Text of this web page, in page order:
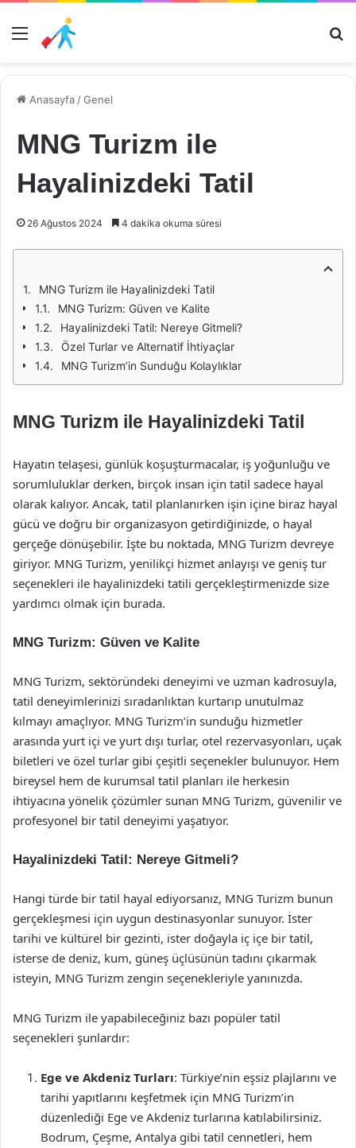
Menü
Anasayfa /Genel
MNG Turizm ile
Hayalinizdeki Tatil
26 Ağustos 2024 4 dakika okuma süresi
MNG Turizm ile Hayalinizdeki Tatil
MNG Turizm: Güven ve Kalite
Hayalinizdeki Tatil: Nereye Gitmeli?
Özel Turlar ve Alternatif İhtiyaçlar
MNG Turizm’in Sunduğu Kolaylıklar
MNG Turizm ile Hayalinizdeki Tatil
Hayatın telaşesi, günlük koşuşturmacalar, iş yoğunluğu ve
sorumluluklar derken, birçok insan için tatil sadece hayal
olarak kalıyor. Ancak, tatil planlanırken işin içine biraz hayal
gücü ve doğru bir organizasyon getirdiğinizde, o hayal
gerçeğe dönüşebilir. İşte bu noktada, MNG Turizm devreye
giriyor. MNG Turizm, yenilikçi hizmet anlayışı ve geniş tur
seçenekleri ile hayalinizdeki tatili gerçekleştirmenizde size
yardımcı olmak için burada.
MNG Turizm: Güven ve Kalite
MNG Turizm, sektöründeki deneyimi ve uzman kadrosuyla,
tatil deneyimlerinizi sıradanlıktan kurtarıp unutulmaz
kılmayı amaçlıyor. MNG Turizm’in sunduğu hizmetler
arasında yurt içi ve yurt dışı turlar, otel rezervasyonları, uçak
biletleri ve özel turlar gibi çeşitli seçenekler bulunuyor. Hem
bireysel hem de kurumsal tatil planları ile herkesin
ihtiyacına yönelik çözümler sunan MNG Turizm, güvenilir ve
profesyonel bir tatil deneyimi yaşatıyor.
Hayalinizdeki Tatil: Nereye Gitmeli?
Hangi türde bir tatil hayal ediyorsanız, MNG Turizm bunun
gerçekleşmesi için uygun destinasyonlar sunuyor. İster
tarihi ve kültürel bir gezinti, ister doğayla iç içe bir tatil,
isterse de deniz, kum, güneş üçlüsünün tadını çıkarmak
isteyin, MNG Turizm zengin seçenekleriyle yanınızda.
MNG Turizm ile yapabileceğiniz bazı popüler tatil
seçenekleri şunlardır:
Ege ve Akdeniz Turları: Türkiye’nin eşsiz plajlarını ve
tarihi yapıtlarını keşfetmek için MNG Turizm’in
düzenlediği Ege ve Akdeniz turlarına katılabilirsiniz.
Bodrum, Çeşme, Antalya gibi tatil cennetleri, hem